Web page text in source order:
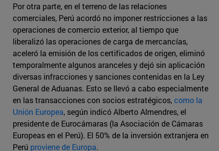
Por otra parte, en el terreno de las relaciones
comerciales, Perú acordó no imponer restricciones a las
operaciones de comercio exterior, al tiempo que
liberalizó las operaciones de carga de mercancías,
aceleró la emisión de los certificados de origen, eliminó
temporalmente algunos aranceles y dejó sin aplicación
diversas infracciones y sanciones contenidas en la Ley
General de Aduanas. Esto se llevó a cabo especialmente
en las transacciones con socios estratégicos,como la
Unión Europea, según indicó Alberto Almendres, el
presidente de Eurocámaras (la Asociación de Cámaras
Europeas en el Perú). El 50% de la inversión extranjera en
Perú proviene de Europa.